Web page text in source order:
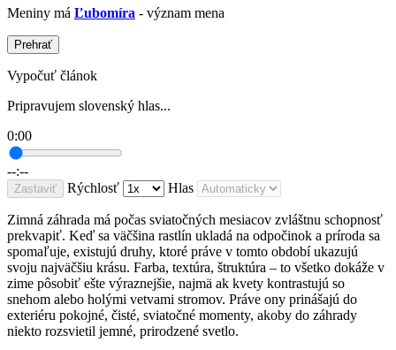
Meniny má Ľubomíra - význam mena
Prehrať
Vypočuť článok
Pripravujem slovenský hlas...
0:00
--:--
Zastaviť Rýchlosť Hlas
Zimná záhrada má počas sviatočných mesiacov zvláštnu schopnosť
prekvapiť. Keď sa väčšina rastlín ukladá na odpočinok a príroda sa
spomaľuje, existujú druhy, ktoré práve v tomto období ukazujú
svoju najväčšiu krásu. Farba, textúra, štruktúra – to všetko dokáže v
zime pôsobiť ešte výraznejšie, najmä ak kvety kontrastujú so
snehom alebo holými vetvami stromov. Práve ony prinášajú do
exteriéru pokojné, čisté, sviatočné momenty, akoby do záhrady
niekto rozsvietil jemné, prirodzené svetlo.